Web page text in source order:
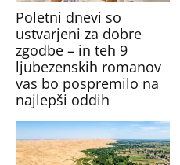
Poletni dnevi so
ustvarjeni za dobre
zgodbe – in teh 9
ljubezenskih romanov
vas bo pospremilo na
najlepši oddih